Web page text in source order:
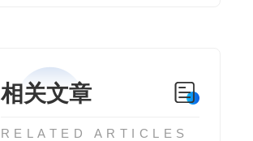
相关文章
RELATED ARTICLES